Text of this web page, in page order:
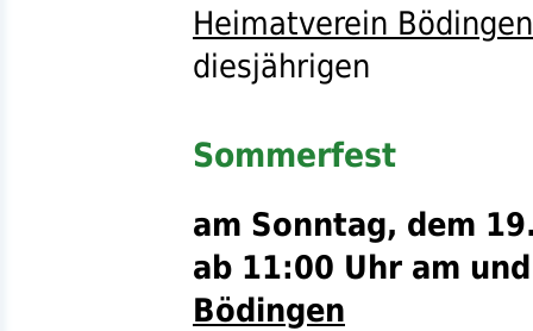
Heimatverein Bödingen
diesjährigen
Sommerfest
am Sonntag, dem
ab 11:00 Uhr am
Bödingen